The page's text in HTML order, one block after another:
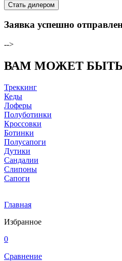
Стать дилером
Заявка успешно
-->
ВАМ МОЖЕТ
Треккинг
Кеды
Лоферы
Полуботинки
Кроссовки
Ботинки
Полусапоги
Дутики
Сандалии
Слипоны
Сапоги
Главная
Избранное
0
Сравнение